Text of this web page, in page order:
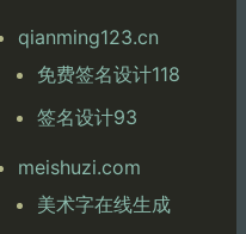
qianming123.cn
免费签名设计118
签名设计93
meishuzi.com
美术字在线生成